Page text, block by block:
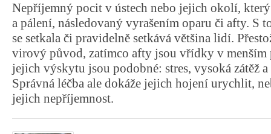
Nepříjemný pocit v ústech nebo jejich okolí,
a pálení, následovaný vyrašením oparu či afty. S
se setkala či pravidelně setkává většina lidí.
virový původ, zatímco afty jsou vřídky v
jejich výskytu jsou podobné: stres, vysoká zátěž
Správná léčba ale dokáže jejich hojení urychlit,
jejich nepříjemnost.